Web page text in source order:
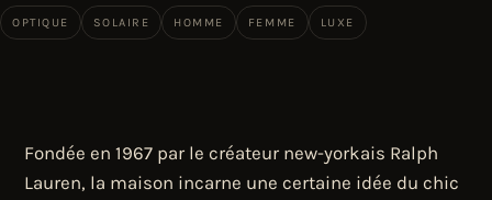
OPTIQUE SOLAIRE HOMME FEMME LUXE
Fondée en 1967 par le créateur new-yorkais Ralph
Lauren, la maison incarne une certaine idée du chic